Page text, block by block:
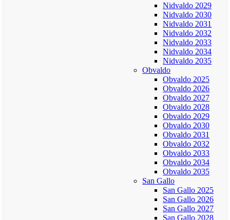
Nidvaldo 2029
Nidvaldo 2030
Nidvaldo 2031
Nidvaldo 2032
Nidvaldo 2033
Nidvaldo 2034
Nidvaldo 2035
Obvaldo
Obvaldo 2025
Obvaldo 2026
Obvaldo 2027
Obvaldo 2028
Obvaldo 2029
Obvaldo 2030
Obvaldo 2031
Obvaldo 2032
Obvaldo 2033
Obvaldo 2034
Obvaldo 2035
San Gallo
San Gallo 2025
San Gallo 2026
San Gallo 2027
San Gallo 2028